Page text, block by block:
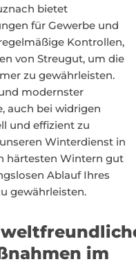
bietet
für Gewerbe und
Kontrollen,
von Streugut, um die
zu gewährleisten.
modernster
auch bei widrigen
und effizient zu
Winterdienst in
härtesten Wintern gut
Ablauf Ihres
gewährleisten.
im